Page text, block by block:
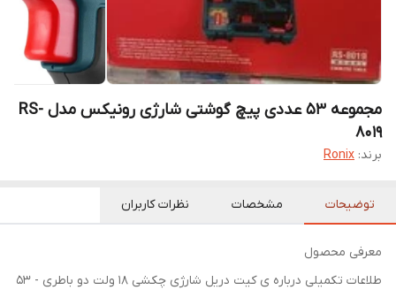
مجموعه 53 عددی پیچ گوشتی شارژی رونیکس مدل RS-
8019
برند: Ronix
توضیحات مشخصات نظرات کاربران
معرفی محصول
طلاعات تکمیلی درباره ی کیت دریل شارژی چکشی 18 ولت دو باطری - 53